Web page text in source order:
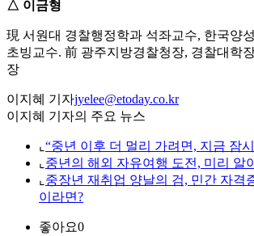
△ 이금형
現 서원대 경찰행정학과 석좌교수, 한국양
초빙교수. 前 광주지방경찰청장, 경찰대학
장
이지혜 기자jyelee@etoday.co.kr
이지혜 기자의 주요 뉴스
⌞ “중년 이후 더 멀리 가려면, 지금 잠
⌞ 중년의 해외 자유여행 도전, 미리 알
⌞ 중장년 재취업 양날의 검, 민간 자격
이라면?
좋아요0